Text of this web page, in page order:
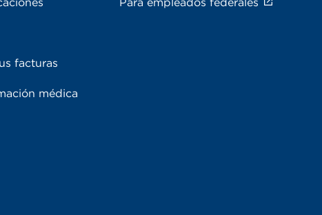
facturas
médica